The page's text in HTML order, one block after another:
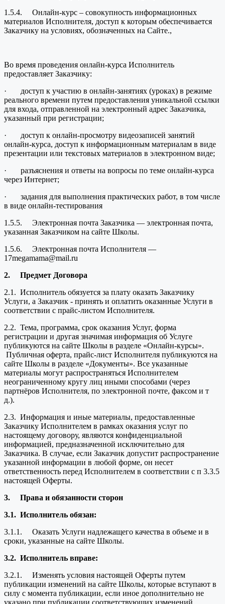
1.5.4. Онлайн-курс – совокупность информационных
материалов Исполнителя, доступ к которым обеспечивается
Заказчику на условиях, обозначенных на Сайте.,
Во время проведения онлайн-курса Исполнитель
предоставляет Заказчику:
· доступ к участию в онлайн-занятиях (уроках) в режиме
реального времени путем предоставления уникальной ссылки
для входа, отправленной на электронный адрес Заказчика,
указанный при регистрации;
· доступ к онлайн-просмотру видеозаписей занятий
онлайн-курса, доступ к информационным материалам в виде
презентации или текстовых материалов в электронном виде;
· разъяснения и ответы на вопросы по теме онлайн-курса
через Интернет;
· задания для выполнения практических работ, в том числе
в виде онлайн-тестирования
1.5.5. Электронная почта Заказчика — электронная почта,
указанная Заказчиком на сайте Школы.
1.5.6. Электронная почта Исполнителя —
17megamama@mail.ru
2. Предмет Договора
2.1. Исполнитель обязуется за плату оказать Заказчику
Услуги, а Заказчик - принять и оплатить оказанные Услуги в
соответствии с прайс-листом Исполнителя.
2.2. Тема, программа, срок оказания Услуг, форма
регистрации и другая значимая информация об Услуге
публикуются на сайте Школы в разделе «Онлайн-курсы».
Публичная оферта, прайс-лист Исполнителя публикуются на
сайте Школы в разделе «Документы». Все указанные
материалы могут распространяться Исполнителем
неограниченному кругу лиц иными способами (через
партнёров Исполнителя, по электронной почте, факсом и т
д.).
2.3. Информация и иные материалы, предоставленные
Заказчику Исполнителем в рамках оказания услуг по
настоящему договору, являются конфиденциальной
информацией, предназначенной исключительно для
Заказчика. В случае, если Заказчик допустит распространение
указанной информации в любой форме, он несет
ответственность перед Исполнителем в соответствии с п 3.3.5
настоящей Оферты.
3. Права и обязанности сторон
3.1. Исполнитель обязан:
3.1.1. Оказать Услуги надлежащего качества в объеме и в
сроки, указанные на сайте Школы.
3.2. Исполнитель вправе:
3.2.1. Изменять условия настоящей Оферты путем
публикации изменений на сайте Школы, которые вступают в
силу с момента публикации, если иное дополнительно не
указано при публикации соответствующих изменений.